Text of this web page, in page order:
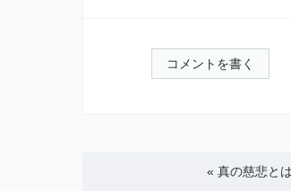
コメントを書く
«真の慈悲と